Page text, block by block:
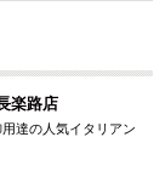
楽路店
達の人気イタリアン